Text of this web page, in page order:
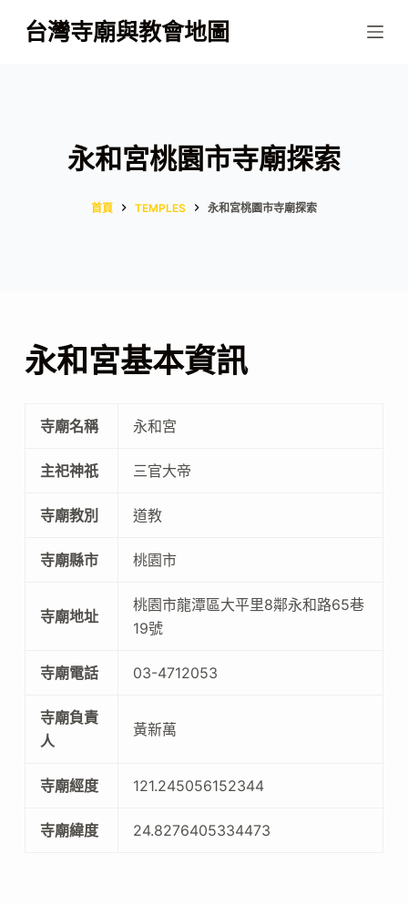
跳
至
台灣寺廟與教會地圖
永和宮桃園市寺廟探索
首頁 TEMPLES 永和宮桃園市寺廟探索
永和宮基本資訊
寺廟名稱 永和宮
主祀神祇 三官大帝
寺廟教別 道教
寺廟縣市 桃園市
寺廟地址
桃園市龍潭區大平里8鄰永和路65巷
19號
寺廟電話 03-4712053
寺廟負責
人
黃新萬
寺廟經度 121.245056152344
寺廟緯度 24.8276405334473